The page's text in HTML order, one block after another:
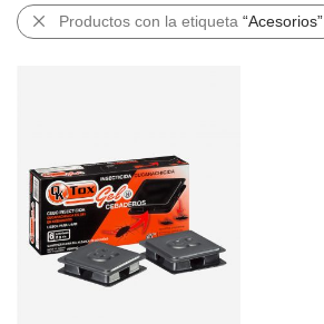
Productos con la etiqueta “Acesorios”